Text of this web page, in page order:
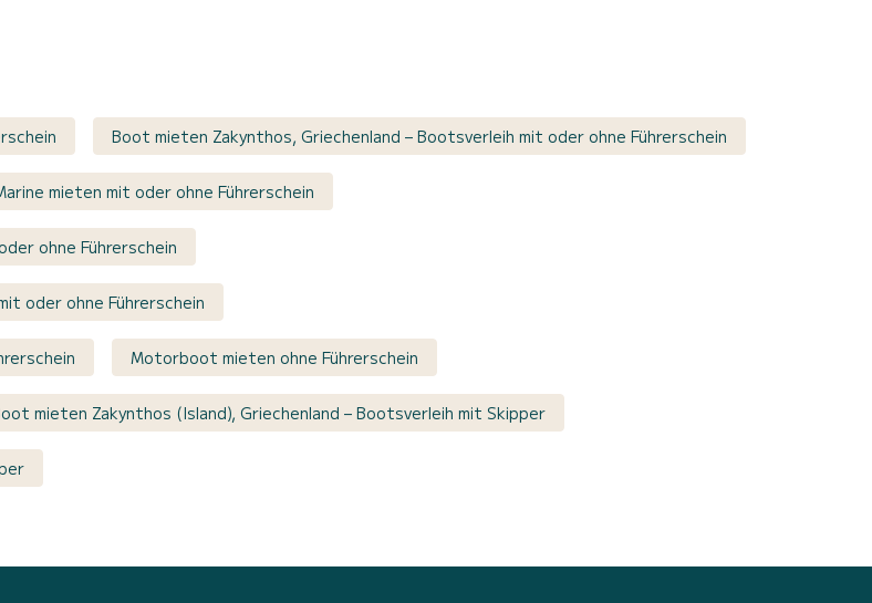
Boot mieten Zakynthos, Griechenland – Bootsverleih mit oder ohne Führerschein
mieten mit oder ohne Führerschein
ohne Führerschein
oder ohne Führerschein
Motorboot mieten ohne Führerschein
mieten Zakynthos (Island), Griechenland – Bootsverleih mit Skipper